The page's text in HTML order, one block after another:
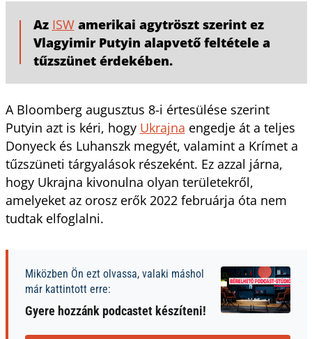
Az ISWamerikai agytröszt szerint ez
Vlagyimir Putyin alapvető feltétele a
tűzszünet érdekében.
A Bloomberg augusztus 8-i értesülése szerint
Putyin azt is kéri, hogy Ukrajna engedje át a teljes
Donyeck és Luhanszk megyét, valamint a Krímet a
tűzszüneti tárgyalások részeként. Ez azzal járna,
hogy Ukrajna kivonulna olyan területekről,
amelyeket az orosz erők 2022 februárja óta nem
tudtak elfoglalni.
Miközben Ön ezt olvassa, valaki máshol
már kattintott erre:
Gyere hozzánk podcastet készíteni!